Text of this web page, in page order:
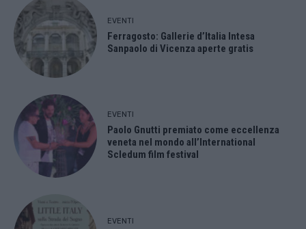
EVENTI
Ferragosto: Gallerie d’Italia Intesa
Sanpaolo di Vicenza aperte gratis
EVENTI
Paolo Gnutti premiato come eccellenza
veneta nel mondo all’International
Scledum film festival
EVENTI